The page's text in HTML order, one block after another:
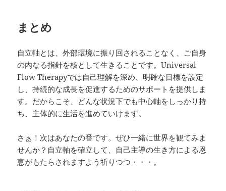
まとめ
自立軸とは、外部環境に振り回されることなく、ご自身
の内なる指針を核として生きることです。Universal
Flow Therapyでは自己理解を深め、明確な目標を設定
し、持続的な成長を促進するためのサポートを提供しま
す。だからこそ、どんな状況下でも中心軸をしっかり持
ち、主体的に生活を進めていけます。
さぁ！次はあなたの番です。ぜひ一緒に世界を観てみま
せんか？自立軸を確立して、自己主導の生き方による恩
恵がもたらされますよう祈りつつ・・・。